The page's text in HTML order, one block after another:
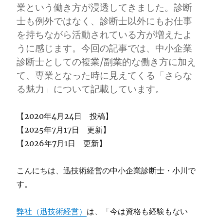
て
人
前
に
な
る
ま
に
業という働き方が浸透してきました。診断
士も例外ではなく、診断士以外にもお仕事
を持ちながら活動されている方が増えたよ
うに感じます。今回の記事では、中小企業
診断士としての複業/副業的な働き方に加え
て、専業となった時に見えてくる「さらな
る魅力」について記載しています。
【2020年4月24日 投稿】
【2025年7月17日 更新】
【2026年7月1日 更新】
こんにちは、迅技術経営の中小企業診断士・小川で
す。
弊社（迅技術経営） は、「今は資格も経験もない